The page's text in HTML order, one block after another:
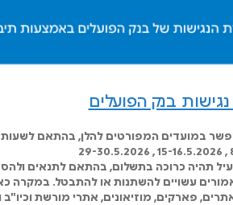
בנק הפועלים
במועדים המפורטים להלן, בהתאם לשעות
תהיה כרוכה בתשלום, בהתאם לתנאים
עשויים להשתנות או להתבטל. במקרה
פארקים, מוזיאונים, אתרי מורשת